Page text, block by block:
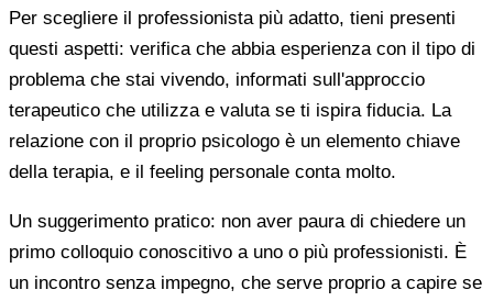
Per scegliere il professionista più adatto, tieni presenti
questi aspetti: verifica che abbia esperienza con il tipo di
problema che stai vivendo, informati sull'approccio
terapeutico che utilizza e valuta se ti ispira fiducia. La
relazione con il proprio psicologo è un elemento chiave
della terapia, e il feeling personale conta molto.
Un suggerimento pratico: non aver paura di chiedere un
primo colloquio conoscitivo a uno o più professionisti. È
un incontro senza impegno, che serve proprio a capire se